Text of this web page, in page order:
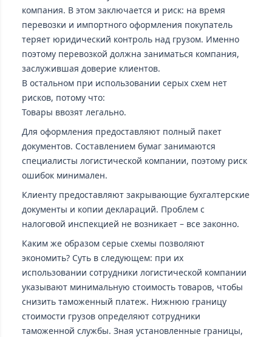
компания. В этом заключается и риск: на время
перевозки и импортного оформления покупатель
теряет юридический контроль над грузом. Именно
поэтому перевозкой должна заниматься компания,
заслужившая доверие клиентов.
В остальном при использовании серых схем нет
рисков, потому что:
Товары ввозят легально.
Для оформления предоставляют полный пакет
документов. Составлением бумаг занимаются
специалисты логистической компании, поэтому риск
ошибок минимален.
Клиенту предоставляют закрывающие бухгалтерские
документы и копии деклараций. Проблем с
налоговой инспекцией не возникает – все законно.
Каким же образом серые схемы позволяют
экономить? Суть в следующем: при их
использовании сотрудники логистической компании
указывают минимальную стоимость товаров, чтобы
снизить таможенный платеж. Нижнюю границу
стоимости грузов определяют сотрудники
таможенной службы. Зная установленные границы,